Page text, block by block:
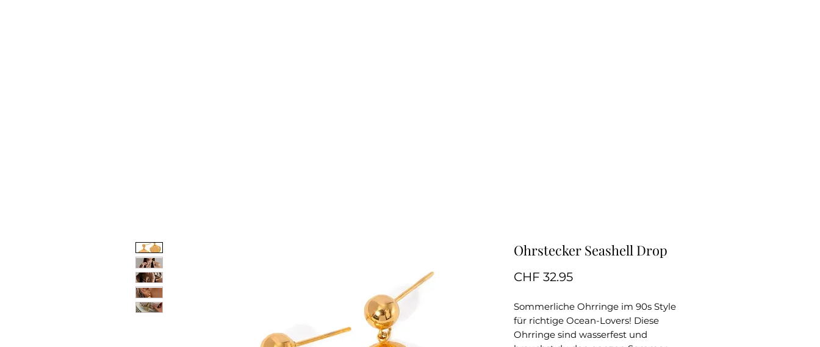
Ohrstecker Seashell Drop
CHF 32.95Preis
Sommerliche Ohrringe im 90s Style
für richtige Ocean-Lovers! Diese
Ohrringe sind wasserfest und